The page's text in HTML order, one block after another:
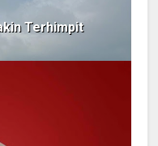
Terhimpit